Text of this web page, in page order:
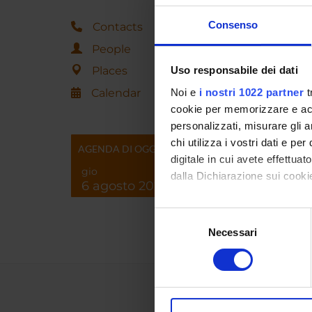
Consenso
Uso responsabile dei dati
Noi e i nostri 1022 partner
cookie per memorizzare e
personalizzati, misurare gli
chi utilizza i vostri dati e per
digitale in cui avete
dalla Dichiarazione sui
Con il tuo consenso,
raccogliere
digitali).
modificare o ritirare il tuo
Necessari
Contacts
People
Places
Calendar
AGENDA DI OGGI
gio
6 agosto 2026
main